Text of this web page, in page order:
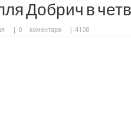
Добрич в
| 0 коментара | 4108